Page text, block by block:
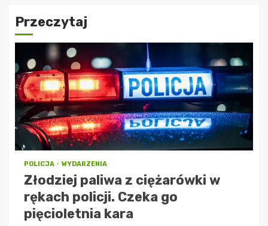
Przeczytaj
POLICJA WYDARZENIA
Złodziej paliwa z ciężarówki w
rękach policji. Czeka go
pięcioletnia kara